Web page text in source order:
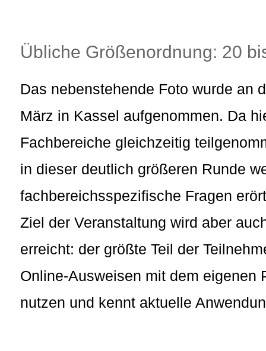
Übliche Größenordnung: 20
Das nebenstehende Foto wurde an
März in Kassel aufgenommen. Da
Fachbereiche gleichzeitig
in dieser deutlich größeren Runde
fachbereichsspezifische Fragen
Ziel der Veranstaltung wird aber
erreicht: der größte Teil der
Online-Ausweisen mit dem eigenen
nutzen und kennt aktuelle